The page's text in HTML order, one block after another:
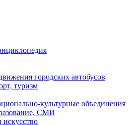
городских автобусов
туризм
культурные объединения
СМИ
искусство